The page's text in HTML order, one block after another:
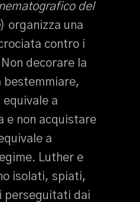
del
) organizza una
contro i
decorare la
bestemmiare,
a
e non acquistare
a
Luther e
isolati, spiati,
perseguitati dai